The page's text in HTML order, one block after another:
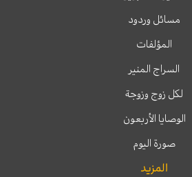
مسائل وردود
المؤلفات
السراج المنير
لكل زوج وزوجة
الوصايا الأربعون
صورة اليوم
المزيد